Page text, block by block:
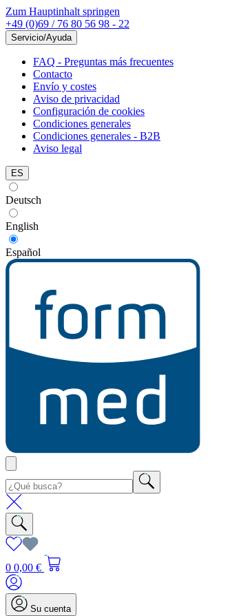
Zum Hauptinhalt springen
+49 (0)69 / 76 80 56 98 - 22
Servicio/Ayuda
FAQ - Preguntas más frecuentes
Contacto
Envío y costes
Aviso de privacidad
Configuración de cookies
Condiciones generales
Condiciones generales - B2B
Aviso legal
ES
Deutsch
English
Español
0 0,00 €
Su cuenta